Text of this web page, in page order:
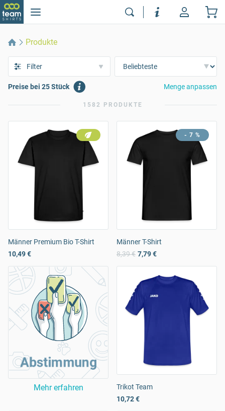
Produkte
Filter
Preise bei 25 Stück Menge anpassen
1582 PRODUKTE
Männer Premium Bio T-Shirt
10,49 €
- 7 %
Männer T-Shirt
8,39 € 7,79 €
Abstimmung
Mehr erfahren
Trikot Team
10,72 €